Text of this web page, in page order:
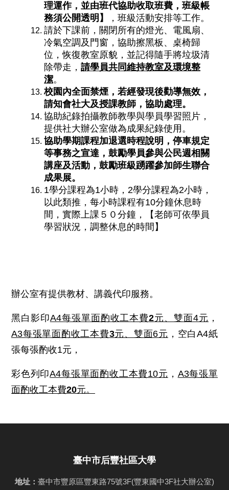
理運作，並由班代協助收取班費，班級帳
務須公開透明】
，班級活動安排等工作。
請於下課前，關閉所有的燈光、電風扇、
冷氣空調及門窗，協助擦黑板、桌椅歸
位，恢復教室原貌，並記得隨手將垃圾清
除帶走， 請學員共同維持教室及環境整
潔。
校園內全面禁煙，若經發現後勸導無效，
請知會社大及授課教師，協助處理。
協助紀錄拍攝教師教學與學員學習照片，
提供社大辦公室做為成果紀錄使用。
協助學期課程加退選時程說明，停車規定
等事務之宣達，鼓勵學員參與公民週相關
講座及活動，鼓勵班級踴躍參加師生聯合
成果展。
1學分課程為1小時，2學分課程為2小時，
以此類推，每小時課程有10分鐘休息時
間，實際上課５０分鐘，【老師可依學員
學習狀況，調整休息的時間】
辦公室有提供教材、講義代印服務。
黑白影印A4每張單面酌收工本費2元、雙面4元 ，
A3每張單面酌收工本費3元、雙面6元 ，空白A4紙
張每張酌收1元，
彩色列印A4每張單面酌收工本費10元 ， A3每張單
面酌收工本費20元。
臺中市后豐社區大學
地址： 臺中市豐原區豐東路75號3F(豐東國中3F社大辦公室)